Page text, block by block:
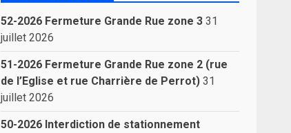
52-2026 Fermeture Grande Rue zone 3 31
juillet 2026
51-2026 Fermeture Grande Rue zone 2 (rue
de l’Eglise et rue Charrière de Perrot) 31
juillet 2026
50-2026 Interdiction de stationnement